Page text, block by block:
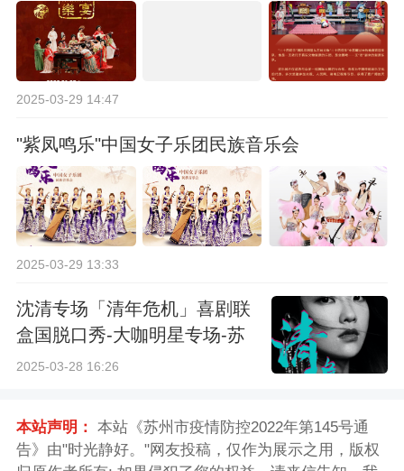
2025-03-29 14:47
"紫凤鸣乐"中国女子乐团民族音乐会
2025-03-29 13:33
沈清专场「清年危机」喜剧联
盒国脱口秀-大咖明星专场-苏
州站
2025-03-28 16:26
本站声明： 本站《苏州市疫情防控2022年第145号通
告》由"时光静好。"网友投稿，仅作为展示之用，版权